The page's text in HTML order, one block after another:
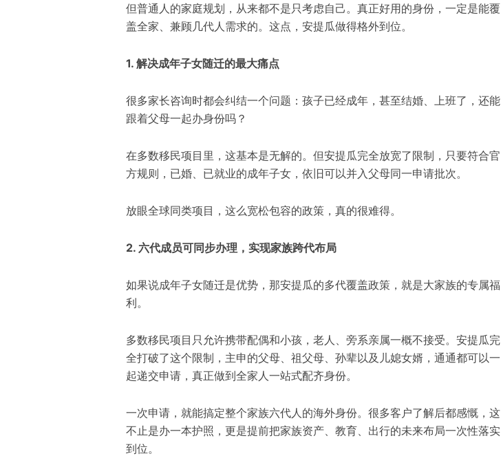
但普通人的家庭规划，从来都不是只考虑自己。真正好用的身份，一定是能覆
盖全家、兼顾几代人需求的。这点，安提瓜做得格外到位。
1. 解决成年子女随迁的最大痛点
很多家长咨询时都会纠结一个问题：孩子已经成年，甚至结婚、上班了，还能
跟着父母一起办身份吗？
在多数移民项目里，这基本是无解的。但安提瓜完全放宽了限制，只要符合官
方规则，已婚、已就业的成年子女，依旧可以并入父母同一申请批次。
放眼全球同类项目，这么宽松包容的政策，真的很难得。
2. 六代成员可同步办理，实现家族跨代布局
如果说成年子女随迁是优势，那安提瓜的多代覆盖政策，就是大家族的专属福
利。
多数移民项目只允许携带配偶和小孩，老人、旁系亲属一概不接受。安提瓜完
全打破了这个限制，主申的父母、祖父母、孙辈以及儿媳女婿，通通都可以一
起递交申请，真正做到全家人一站式配齐身份。
一次申请，就能搞定整个家族六代人的海外身份。很多客户了解后都感慨，这
不止是办一本护照，更是提前把家族资产、教育、出行的未来布局一次性落实
到位。